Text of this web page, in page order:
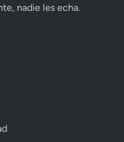
nadie les echa.